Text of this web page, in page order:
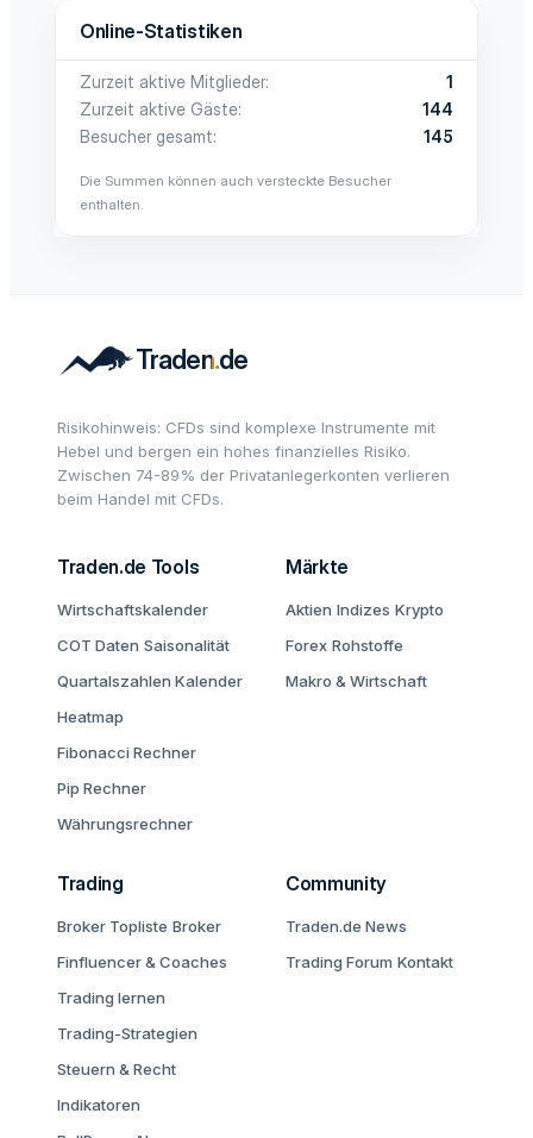
Online-Statistiken
Zurzeit aktive Mitglieder
1
Zurzeit aktive Gäste
144
Besucher gesamt
145
Die Summen können auch versteckte Besucher
enthalten.
Risikohinweis: CFDs sind komplexe Instrumente mit
Hebel und bergen ein hohes finanzielles Risiko.
Zwischen 74-89% der Privatanlegerkonten verlieren
beim Handel mit CFDs.
Traden.de Tools
Wirtschaftskalender
COT Daten Saisonalität
Quartalszahlen Kalender
Heatmap
Fibonacci Rechner
Pip Rechner
Währungsrechner
Märkte
Aktien Indizes Krypto
Forex Rohstoffe
Makro & Wirtschaft
Trading
Broker Topliste Broker
Finfluencer & Coaches
Trading lernen
Trading-Strategien
Steuern & Recht
Indikatoren
Community
Traden.de News
Trading Forum Kontakt